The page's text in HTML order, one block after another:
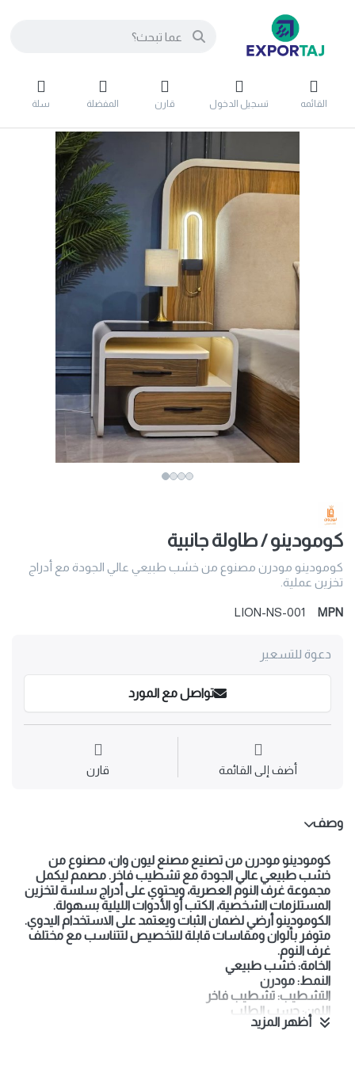
القائمه تسجيل الدخول قارن المفضلة سلة
كومودينو / طاولة جانبية
كومودينو مودرن مصنوع من خشب طبيعي عالي الجودة مع أدراج
تخزين عملية.
MPN
LION-NS-001
دعوة للتسعير
تواصل مع المورد
أضف إلى القائمة قارن
وصف
كومودينو مودرن من تصنيع مصنع ليون وان، مصنوع من
خشب طبيعي عالي الجودة مع تشطيب فاخر. مصمم ليكمل
مجموعة غرف النوم العصرية، ويحتوي على أدراج سلسة لتخزين
المستلزمات الشخصية، الكتب أو الأدوات الليلية بسهولة.
الكومودينو أرضي لضمان الثبات ويعتمد على الاستخدام اليدوي.
متوفر بألوان ومقاسات قابلة للتخصيص لتتناسب مع مختلف
غرف النوم.
الخامة: خشب طبيعي
النمط: مودرن
التشطيب: تشطيب فاخر
اللون: حسب الطلب
نوع التخزين: أدراج
أظهر المزيد